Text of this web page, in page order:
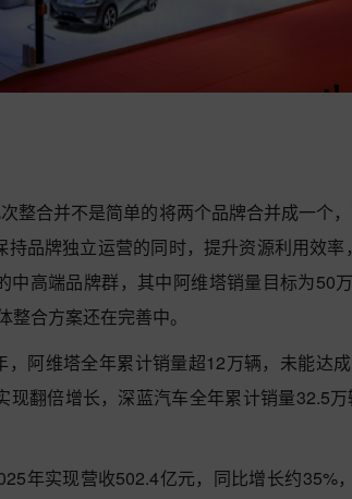
整合并不是简单的将两个品牌合并成一个
持品牌独立运营的同时，提升资源利用效
中高端品牌群，其中阿维塔销量目标为50
合方案还在完善中。
，阿维塔全年累计销量超12万辆，未能达
现翻倍增长，深蓝汽车全年累计销量32.5
年实现营收502.4亿元，同比增长约35%